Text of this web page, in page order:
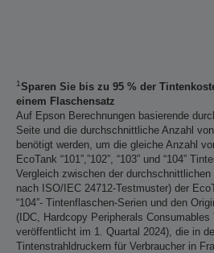
1Sparen Sie bis zu 95 % der
einem Flaschensatz
Auf Epson Berechnungen basierende
Seite und die durchschnittliche Anzahl
benötigt werden, um die gleiche Anzahl
EcoTank “101”,”102”, “103” und “104”
Vergleich zwischen der
nach ISO/IEC 24712-Testmuster) der
“104”- Tintenflaschen-Serien und den
(IDC, Hardcopy Peripherals
veröffentlicht im 1. Quartal 2024), die in
Tintenstrahldruckern für Verbraucher in